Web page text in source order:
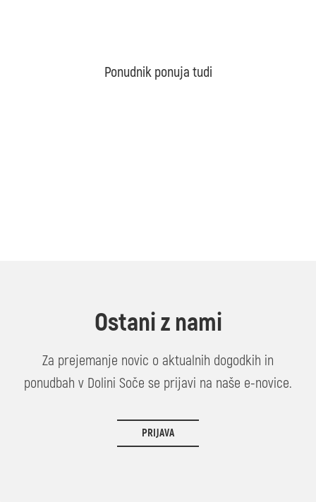
Ponudnik ponuja tudi
Ostani z nami
Za prejemanje novic o aktualnih dogodkih in
ponudbah v Dolini Soče se prijavi na naše e-novice.
PRIJAVA